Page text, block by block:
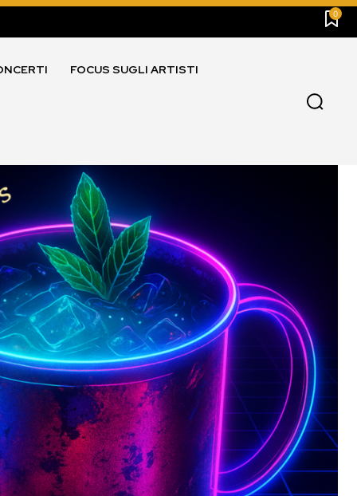
0
FOCUS SUGLI ARTISTI